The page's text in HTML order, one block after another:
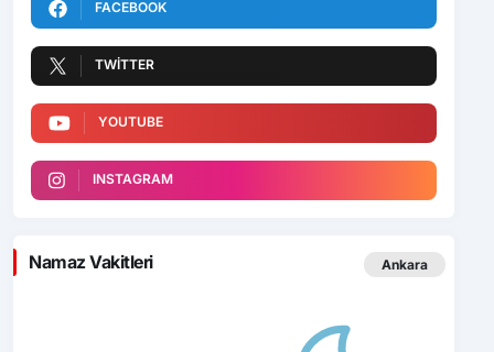
FACEBOOK
TWITTER
YOUTUBE
INSTAGRAM
Namaz Vakitleri Ankara